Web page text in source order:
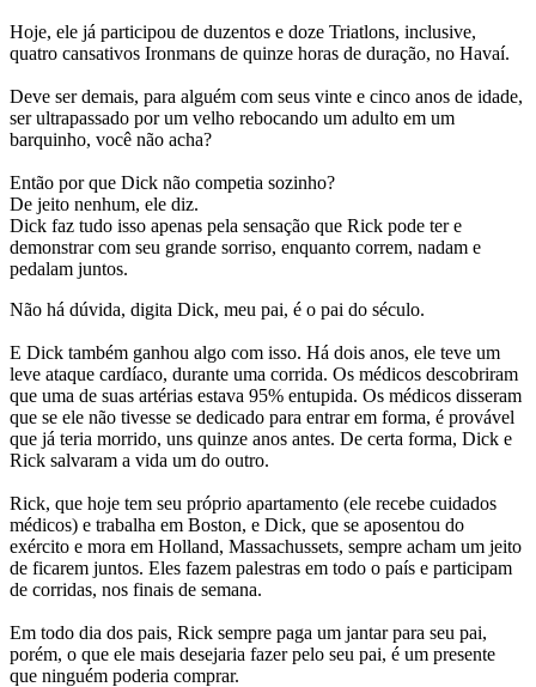
Hoje, ele já participou de duzentos e doze Triatlons, inclusive,
quatro cansativos Ironmans de quinze horas de duração, no Havaí.
Deve ser demais, para alguém com seus vinte e cinco anos de idade,
ser ultrapassado por um velho rebocando um adulto em um
barquinho, você não acha?
Então por que Dick não competia sozinho?
De jeito nenhum, ele diz.
Dick faz tudo isso apenas pela sensação que Rick pode ter e
demonstrar com seu grande sorriso, enquanto correm, nadam e
pedalam juntos.
Não há dúvida, digita Dick, meu pai, é o pai do século.
E Dick também ganhou algo com isso. Há dois anos, ele teve um
leve ataque cardíaco, durante uma corrida. Os médicos descobriram
que uma de suas artérias estava 95% entupida. Os médicos disseram
que se ele não tivesse se dedicado para entrar em forma, é provável
que já teria morrido, uns quinze anos antes. De certa forma, Dick e
Rick salvaram a vida um do outro.
Rick, que hoje tem seu próprio apartamento (ele recebe cuidados
médicos) e trabalha em Boston, e Dick, que se aposentou do
exército e mora em Holland, Massachussets, sempre acham um jeito
de ficarem juntos. Eles fazem palestras em todo o país e participam
de corridas, nos finais de semana.
Em todo dia dos pais, Rick sempre paga um jantar para seu pai,
porém, o que ele mais desejaria fazer pelo seu pai, é um presente
que ninguém poderia comprar.